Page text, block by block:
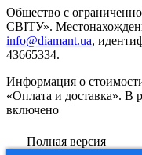
Общество с
СВІТУ».
info@diamant.ua,
43665334.
Информация о
«Оплата и доставка». В
включено
Полная версия